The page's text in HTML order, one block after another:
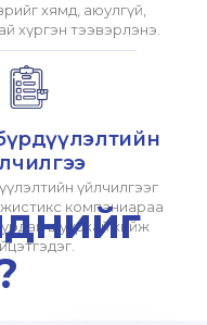
хямд, аюулгүй,
хүргэн тээвэрлэнэ.
үйлчилгээг
компаниараа
шуурхай хийж